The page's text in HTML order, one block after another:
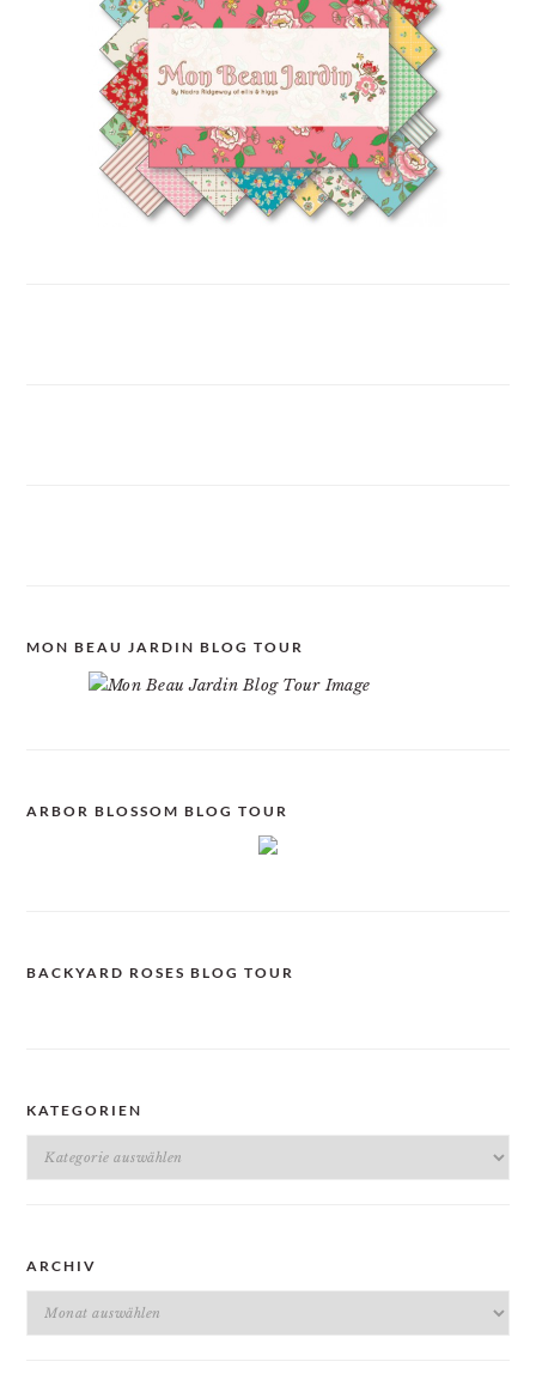
MON BEAU JARDIN BLOG TOUR
ARBOR BLOSSOM BLOG TOUR
BACKYARD ROSES BLOG TOUR
KATEGORIEN
Kategorien
ARCHIV
Archiv